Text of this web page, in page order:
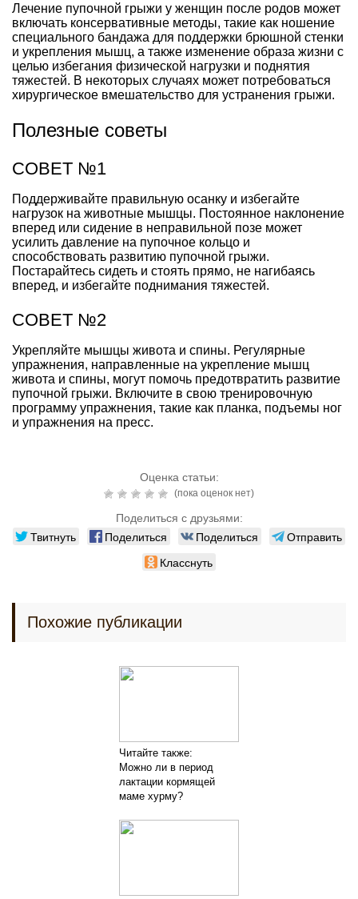
Лечение пупочной грыжи у женщин после родов может
включать консервативные методы, такие как ношение
специального бандажа для поддержки брюшной стенки
и укрепления мышц, а также изменение образа жизни с
целью избегания физической нагрузки и поднятия
тяжестей. В некоторых случаях может потребоваться
хирургическое вмешательство для устранения грыжи.
Полезные советы
СОВЕТ №1
Поддерживайте правильную осанку и избегайте
нагрузок на животные мышцы. Постоянное наклонение
вперед или сидение в неправильной позе может
усилить давление на пупочное кольцо и
способствовать развитию пупочной грыжи.
Постарайтесь сидеть и стоять прямо, не нагибаясь
вперед, и избегайте поднимания тяжестей.
СОВЕТ №2
Укрепляйте мышцы живота и спины. Регулярные
упражнения, направленные на укрепление мышц
живота и спины, могут помочь предотвратить развитие
пупочной грыжи. Включите в свою тренировочную
программу упражнения, такие как планка, подъемы ног
и упражнения на пресс.
Оценка статьи:
(пока оценок нет)
Поделиться с друзьями:
Твитнуть Поделиться Поделиться
Отправить
Класснуть
Похожие публикации
Читайте также:
Можно ли в период
лактации кормящей
маме хурму?